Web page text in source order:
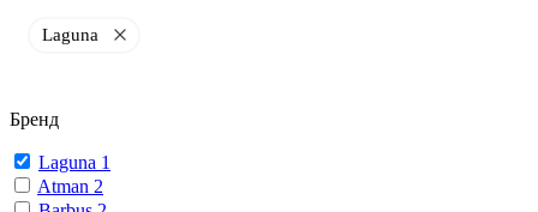
Laguna
Бренд
Laguna 1
Atman 2